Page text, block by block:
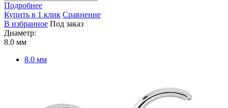
Подробнее
Купить в 1 клик Сравнение
В избранное Под заказ
Диаметр:
8.0 мм
8.0 мм